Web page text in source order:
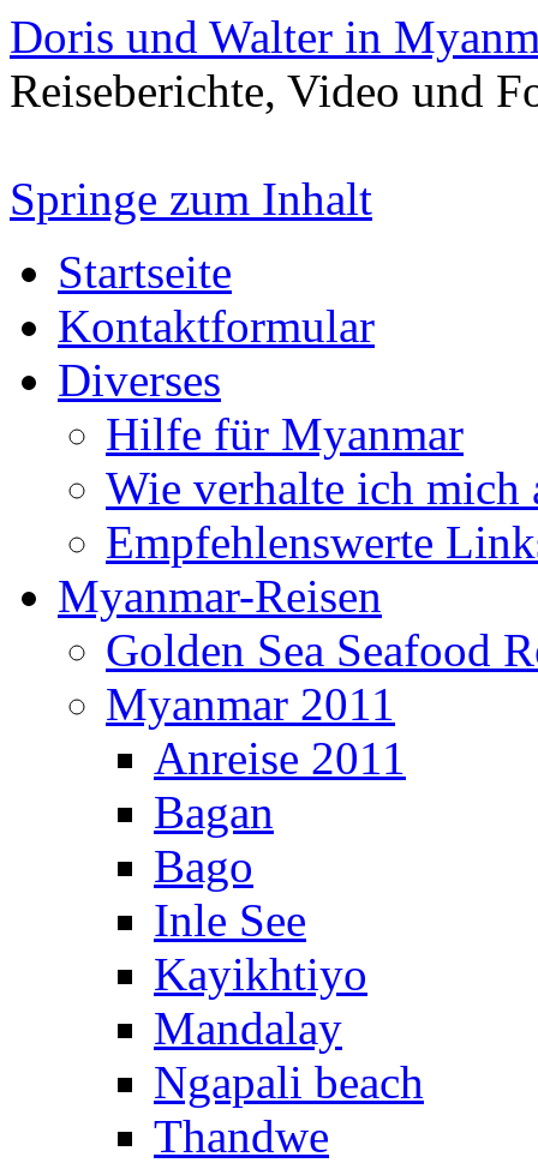
Doris und Walter in
Reiseberichte, Video und
Springe zum Inhalt
Startseite
Kontaktformular
Diverses
Hilfe für Myanmar
Wie verhalte ich
Empfehlenswerte
Myanmar-Reisen
Golden Sea Seafood
Myanmar 2011
Anreise 2011
Bagan
Bago
Inle See
Kayikhtiyo
Mandalay
Ngapali beach
Thandwe